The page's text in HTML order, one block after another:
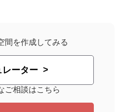
間を作成してみる
レーター
ご相談はこちら